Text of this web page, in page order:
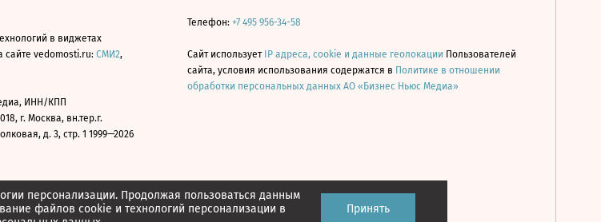
персонализации. Продолжая пользоваться данным
файлов cookie и технологий персонализации в
Принять
в виджетах
vedomosti.ru: СМИ2,
ИНН/КПП
г. Москва, вн.тер.г.
д. 3, стр. 1 1999—2026
Телефон: +7 495 956-34-58
Сайт использует IP адреса, cookie и данные геолокации Пользователей
сайта, условия использования содержатся в Политике в отношении
обработки персональных данных АО «Бизнес Ньюс Медиа»